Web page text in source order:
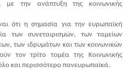
με την ανάπτυξη της κοινωνικής
ότι ησημασία για την ευρωπαϊκή
των συνεταιρισμών, των ταμείων
των ιδρυμάτων και των κοινωνικών
τον τρίτο τομέα της Κοινωνικής
και περισσότερο πανευρωπαϊκά.